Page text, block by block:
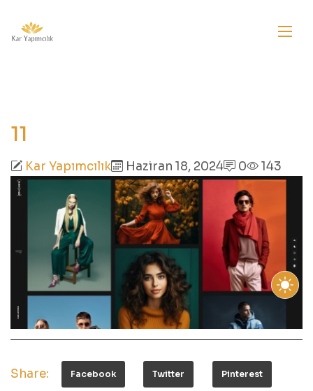
11
Kar Yapımcılık Haziran 18, 2024 0 143
Share: Facebook Twitter Pinterest